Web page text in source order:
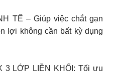
TẾ – Giúp việc chắt gạn
lợi không cần bất kỳ dụng
3 LỚP LIỀN KHỐI: Tối ưu